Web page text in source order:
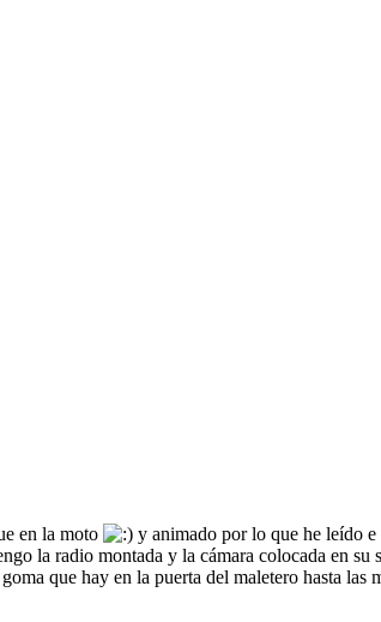
en la moto
y animado por lo que he leído e
la radio montada y la cámara colocada en
que hay en la puerta del maletero hasta las